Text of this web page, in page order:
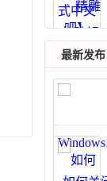
最新发布